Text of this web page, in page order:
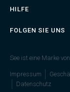
HILFE
FOLGEN SIE UNS
See ist eine Marke
Impressum
Datenschutz